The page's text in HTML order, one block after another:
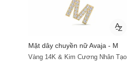
Mặt dây chuyền nữ Avaja - M
Vàng 14K & Kim Cương Nhân Tạo